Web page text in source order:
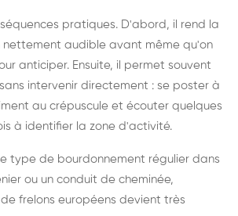
pratiques. D'abord, il rend la
nettement audible avant même qu'on
anticiper. Ensuite, il permet souvent
intervenir directement : se poster à
au crépuscule et écouter quelques
à identifier la zone d'activité.
type de bourdonnement régulier dans
ou un conduit de cheminée,
frelons européens devient très